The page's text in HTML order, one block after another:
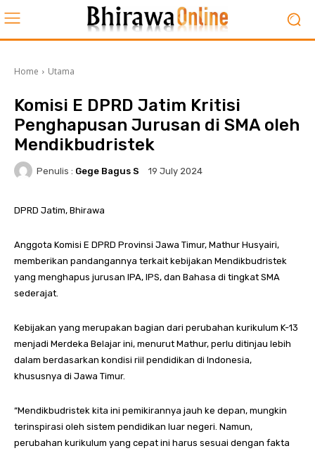
Home Utama
Komisi E DPRD Jatim Kritisi
Penghapusan Jurusan di SMA oleh
Mendikbudristek
Penulis : Gege Bagus S 19 July 2024
DPRD Jatim, Bhirawa
Anggota Komisi E DPRD Provinsi Jawa Timur, Mathur Husyairi,
memberikan pandangannya terkait kebijakan Mendikbudristek
yang menghapus jurusan IPA, IPS, dan Bahasa di tingkat SMA
sederajat.
Kebijakan yang merupakan bagian dari perubahan kurikulum K-13
menjadi Merdeka Belajar ini, menurut Mathur, perlu ditinjau lebih
dalam berdasarkan kondisi riil pendidikan di Indonesia,
khususnya di Jawa Timur.
“Mendikbudristek kita ini pemikirannya jauh ke depan, mungkin
terinspirasi oleh sistem pendidikan luar negeri. Namun,
perubahan kurikulum yang cepat ini harus sesuai dengan fakta